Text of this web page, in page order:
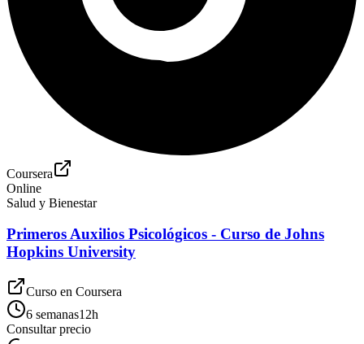
Coursera
Online
Salud y Bienestar
Primeros Auxilios Psicológicos - Curso de Johns
Hopkins University
Curso en Coursera
6 semanas12h
Consultar precio